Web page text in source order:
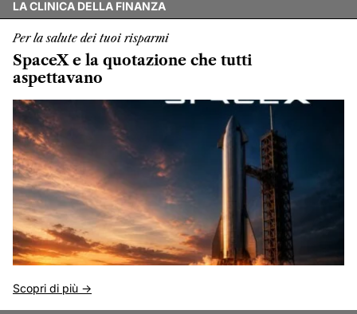
LA CLINICA DELLA FINANZA
Per la salute dei tuoi risparmi
SpaceX e la quotazione che tutti
aspettavano
Scopri di più ->